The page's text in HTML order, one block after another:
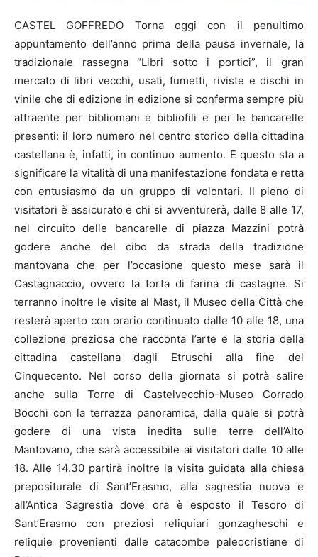
CASTEL GOFFREDO Torna oggi con il penultimo
appuntamento dell’anno prima della pausa invernale, la
tradizionale rassegna “Libri sotto i portici”, il gran
mercato di libri vecchi, usati, fumetti, riviste e dischi in
vinile che di edizione in edizione si conferma sempre più
attraente per bibliomani e bibliofili e per le bancarelle
presenti: il loro numero nel centro storico della cittadina
castellana è, infatti, in continuo aumento. E questo sta a
significare la vitalità di una manifestazione fondata e retta
con entusiasmo da un gruppo di volontari. Il pieno di
visitatori è assicurato e chi si avventurerà, dalle 8 alle 17,
nel circuito delle bancarelle di piazza Mazzini potrà
godere anche del cibo da strada della tradizione
mantovana che per l’occasione questo mese sarà il
Castagnaccio, ovvero la torta di farina di castagne. Si
terranno inoltre le visite al Mast, il Museo della Città che
resterà aperto con orario continuato dalle 10 alle 18, una
collezione preziosa che racconta l’arte e la storia della
cittadina castellana dagli Etruschi alla fine del
Cinquecento. Nel corso della giornata si potrà salire
anche sulla Torre di Castelvecchio-Museo Corrado
Bocchi con la terrazza panoramica, dalla quale si potrà
godere di una vista inedita sulle terre dell’Alto
Mantovano, che sarà accessibile ai visitatori dalle 10 alle
18. Alle 14.30 partirà inoltre la visita guidata alla chiesa
prepositurale di Sant’Erasmo, alla sagrestia nuova e
all’Antica Sagrestia dove ora è esposto il Tesoro di
Sant’Erasmo con preziosi reliquiari gonzagheschi e
reliquie provenienti dalle catacombe paleocristiane di